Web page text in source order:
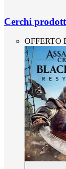
Cerchi
OFFERTO